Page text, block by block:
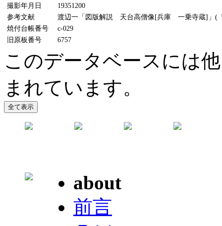
撮影年月日
19351200
参考文献
渡辺一「図版解説 天台高僧像[兵庫 一乗寺蔵]」(
焼付台帳番号
c-029
旧原板番号
6757
このデータベースには
まれています。
about
前言